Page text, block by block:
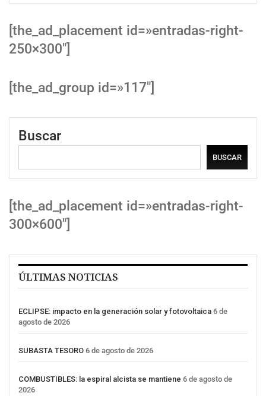
[the_ad_placement id=»entradas-right-
250×300″]
[the_ad_group id=»117″]
Buscar
BUSCAR
[the_ad_placement id=»entradas-right-
300×600″]
ÚLTIMAS NOTICIAS
ECLIPSE: impacto en la generación solar y fotovoltaica 6 de
agosto de 2026
SUBASTA TESORO 6 de agosto de 2026
COMBUSTIBLES: la espiral alcista se mantiene 6 de agosto de
2026